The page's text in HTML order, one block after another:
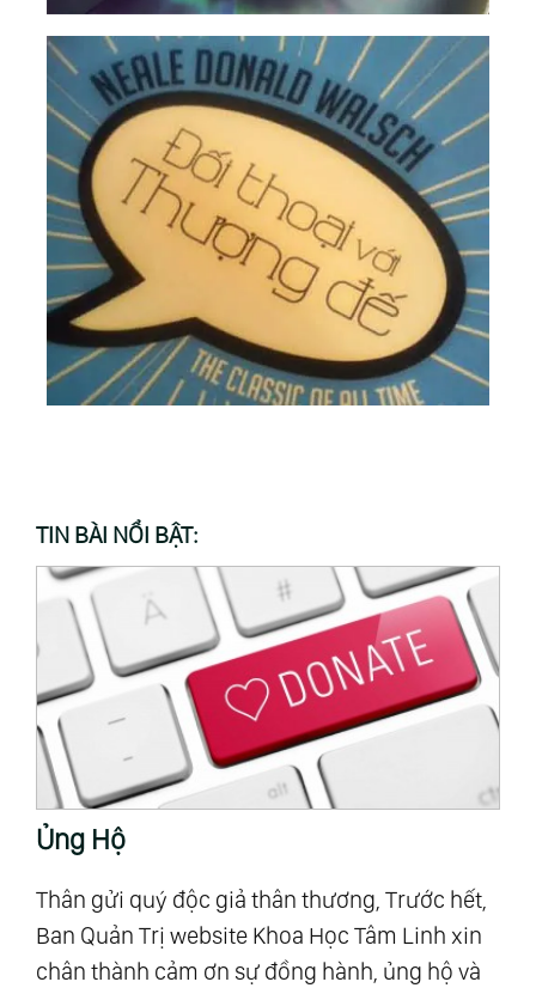
TIN BÀI NỔI BẬT:
Ủng Hộ
Thân gửi quý độc giả thân thương, Trước hết,
Ban Quản Trị website Khoa Học Tâm Linh xin
chân thành cảm ơn sự đồng hành, ủng hộ và